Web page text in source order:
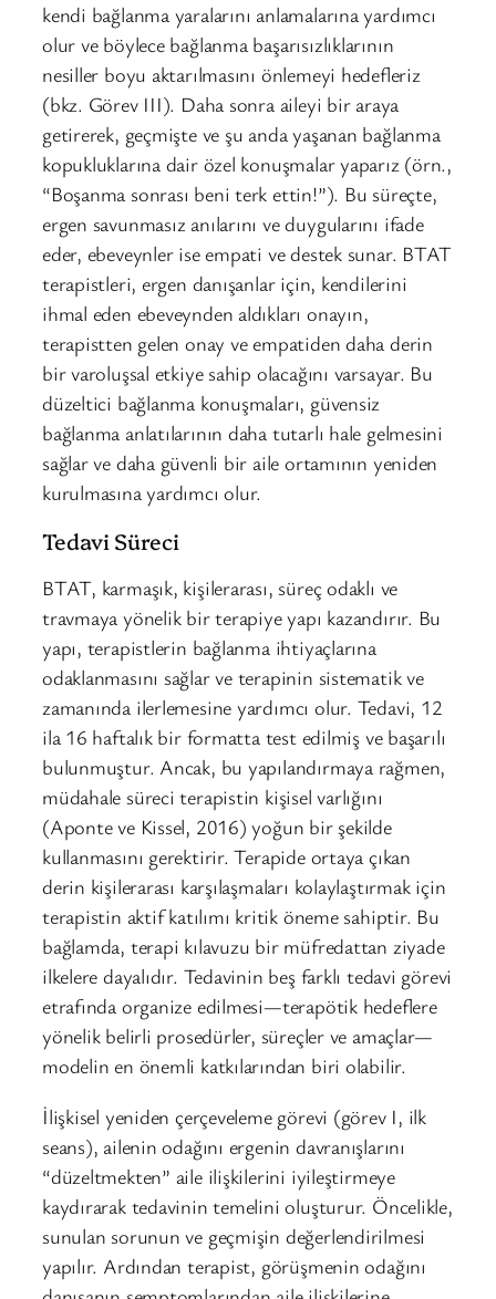
kendi bağlanma yaralarını anlamalarına yardımcı
olur ve böylece bağlanma başarısızlıklarının
nesiller boyu aktarılmasını önlemeyi hedefleriz
(bkz. Görev III). Daha sonra aileyi bir araya
getirerek, geçmişte ve şu anda yaşanan bağlanma
kopukluklarına dair özel konuşmalar yaparız (örn.,
“Boşanma sonrası beni terk ettin!”). Bu süreçte,
ergen savunmasız anılarını ve duygularını ifade
eder, ebeveynler ise empati ve destek sunar. BTAT
terapistleri, ergen danışanlar için, kendilerini
ihmal eden ebeveynden aldıkları onayın,
terapistten gelen onay ve empatiden daha derin
bir varoluşsal etkiye sahip olacağını varsayar. Bu
düzeltici bağlanma konuşmaları, güvensiz
bağlanma anlatılarının daha tutarlı hale gelmesini
sağlar ve daha güvenli bir aile ortamının yeniden
kurulmasına yardımcı olur.
Tedavi Süreci
BTAT, karmaşık, kişilerarası, süreç odaklı ve
travmaya yönelik bir terapiye yapı kazandırır. Bu
yapı, terapistlerin bağlanma ihtiyaçlarına
odaklanmasını sağlar ve terapinin sistematik ve
zamanında ilerlemesine yardımcı olur. Tedavi, 12
ila 16 haftalık bir formatta test edilmiş ve başarılı
bulunmuştur. Ancak, bu yapılandırmaya rağmen,
müdahale süreci terapistin kişisel varlığını
(Aponte ve Kissel, 2016) yoğun bir şekilde
kullanmasını gerektirir. Terapide ortaya çıkan
derin kişilerarası karşılaşmaları kolaylaştırmak için
terapistin aktif katılımı kritik öneme sahiptir. Bu
bağlamda, terapi kılavuzu bir müfredattan ziyade
ilkelere dayalıdır. Tedavinin beş farklı tedavi görevi
etrafında organize edilmesi—terapötik hedeflere
yönelik belirli prosedürler, süreçler ve amaçlar—
modelin en önemli katkılarından biri olabilir.
İlişkisel yeniden çerçeveleme görevi (görev I, ilk
seans), ailenin odağını ergenin davranışlarını
“düzeltmekten” aile ilişkilerini iyileştirmeye
kaydırarak tedavinin temelini oluşturur. Öncelikle,
sunulan sorunun ve geçmişin değerlendirilmesi
yapılır. Ardından terapist, görüşmenin odağını